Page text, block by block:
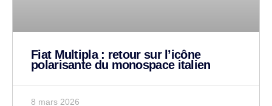
Fiat Multipla : retour sur l’icône
polarisante du monospace italien
8 mars 2026